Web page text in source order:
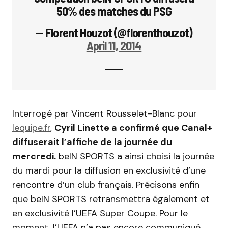
50% des matches du PSG
— Florent Houzot (@florenthouzot)
April 11, 2014
Interrogé par Vincent Rousselet-Blanc pour
lequipe.fr, Cyril Linette a confirmé que Canal+
diffuserait l’affiche de la journée du
mercredi. beIN SPORTS a ainsi choisi la journée
du mardi pour la diffusion en exclusivité d’une
rencontre d’un club français. Précisons enfin
que beIN SPORTS retransmettra également et
en exclusivité l’UEFA Super Coupe. Pour le